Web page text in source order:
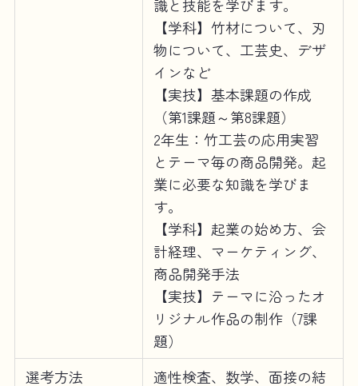
識と技能を学びます。
【学科】竹材について、刃
物について、工芸史、デザ
インなど
【実技】基本課題の作成
（第1課題～第8課題）
2年生：竹工芸の応用実習
とテーマ毎の商品開発。起
業に必要な知識を学びま
す。
【学科】起業の始め方、会
計経理、マーケティング、
商品開発手法
【実技】テーマに沿ったオ
リジナル作品の制作（7課
題）
選考方法
適性検査、数学、面接の結